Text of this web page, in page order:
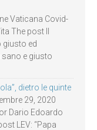
Vaticana Covid-
The post Il
giusto ed
sano e giusto
dietro le quinte
29, 2020
Dario Edoardo
LEV: “Papa